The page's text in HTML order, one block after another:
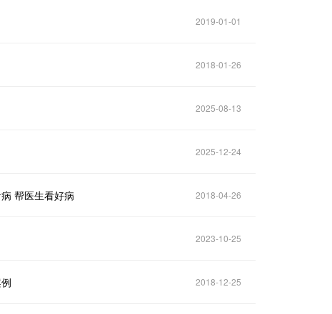
2019-01-01
2018-01-26
2025-08-13
2025-12-24
帮医生看好病 2018-04-26
2023-10-25
2018-12-25